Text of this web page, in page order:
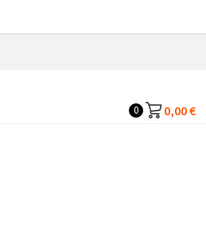
0 0,00€